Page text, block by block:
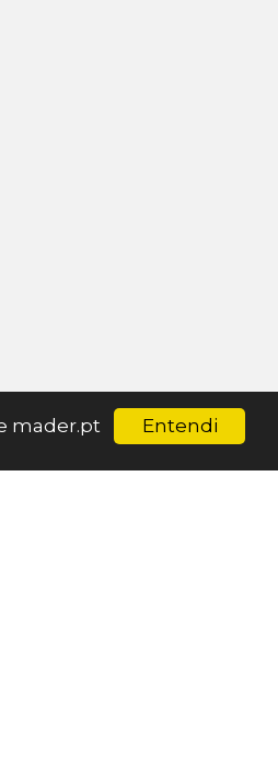
Entendi
mader.pt